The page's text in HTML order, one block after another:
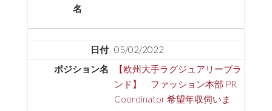
05/02/2022
【欧州大手ラグジュアリーブラ
ンド】 ファッション本部 PR
Coordinator 希望年収伺いま